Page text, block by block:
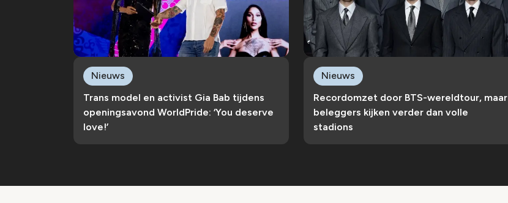
Trans model en activist Gia Bab tijdens
openingsavond WorldPride: ‘You deserve
love!’
Nieuws
Recordomzet door BTS-wereldtour, maar
beleggers kijken verder dan volle
stadions
Nieuws